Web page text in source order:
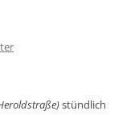
stündlich